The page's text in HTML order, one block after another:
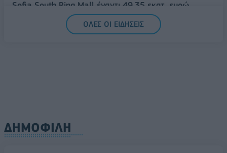
Sofia South Ring Mall έναντι 49,35 εκατ. ευρώ
ΟΛΕΣ ΟΙ ΕΙΔΗΣΕΙΣ
ΔΗΜΟΦΙΛΗ